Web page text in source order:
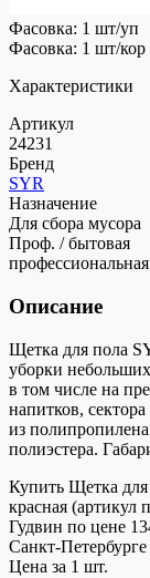
Фасовка: 1 шт/уп
Фасовка: 1 шт/кор
Характеристики
Артикул
24231
Бренд
SYR
Назначение
Для сбора мусора
Проф. / бытовая
профессиональная
Описание
Щетка для пола
уборки
в том числе на
напитков,
из
полиэстера.
Купить Щетка
красная (артикул
Гудвин по цене
Санкт-Петербурге
Цена за 1 шт.